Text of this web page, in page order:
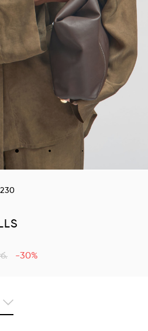
-30%